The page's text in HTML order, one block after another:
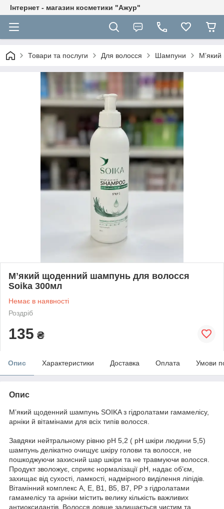
Інтернет - магазин косметики "Ажур"
Товари та послуги Для волосся Шампуни
Мʼякий щоденний шампунь для волосся
Soika 300мл
Немає в наявності
Роздріб
135 ₴
Опис Характеристики Доставка Оплата Умови
Опис
Мʼякий щоденний шампунь SOIKA з гідролатами гамамелісу,
арніки й вітамінами для всіх типів волосся.
Завдяки нейтральному рівню pH 5,2 ( pH шкіри людини 5,5)
шампунь делікатно очищує шкіру голови та волосся, не
пошкоджуючи захисний шар шкіри та не травмуючи волосся.
Продукт зволожує, сприяє нормалізації pH, надає об’єм,
захищає від сухості, ламкості, надмірного виділення ліпідів.
Вітамінний комплекс A, E, B1, B5, B7, PP з гідролатами
гамамелісу та арніки містить велику кількість важливих
антиоксидантів. Волосся довше залишається чистим та